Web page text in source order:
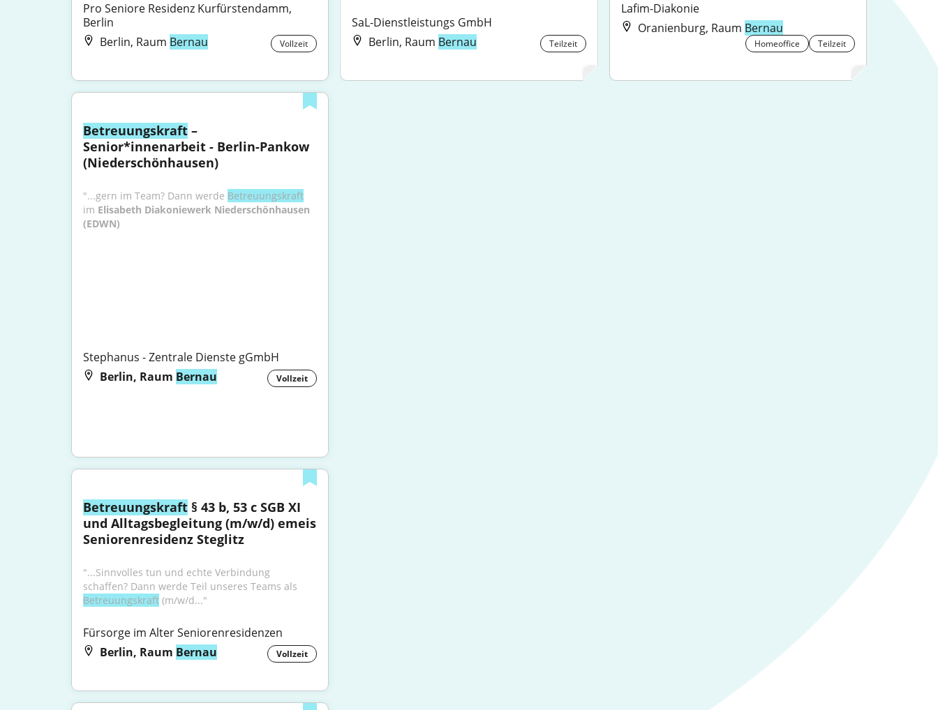
Pro Seniore Residenz Kurfürstendamm,
Berlin
Berlin, Raum Bernau Vollzeit
SaL-Dienstleistungs GmbH
Berlin, Raum Bernau Teilzeit
Lafim-Diakonie
Oranienburg, Raum Bernau
Homeoffice Teilzeit
Betreuungskraft –
Senior*innenarbeit - Berlin-Pankow
(Niederschönhausen)
"...gern im Team? Dann werde Betreuungskraft
im Elisabeth Diakoniewerk Niederschönhausen
(EDWN)
Stephanus - Zentrale Dienste gGmbH
Berlin, Raum Bernau Vollzeit
Betreuungskraft § 43 b, 53 c SGB XI
und Alltagsbegleitung (m/w/d) emeis
Seniorenresidenz Steglitz
"...Sinnvolles tun und echte Verbindung
Betreuungskraft (m/w/d..."
Fürsorge im Alter Seniorenresidenzen
Berlin, Raum Bernau Vollzeit